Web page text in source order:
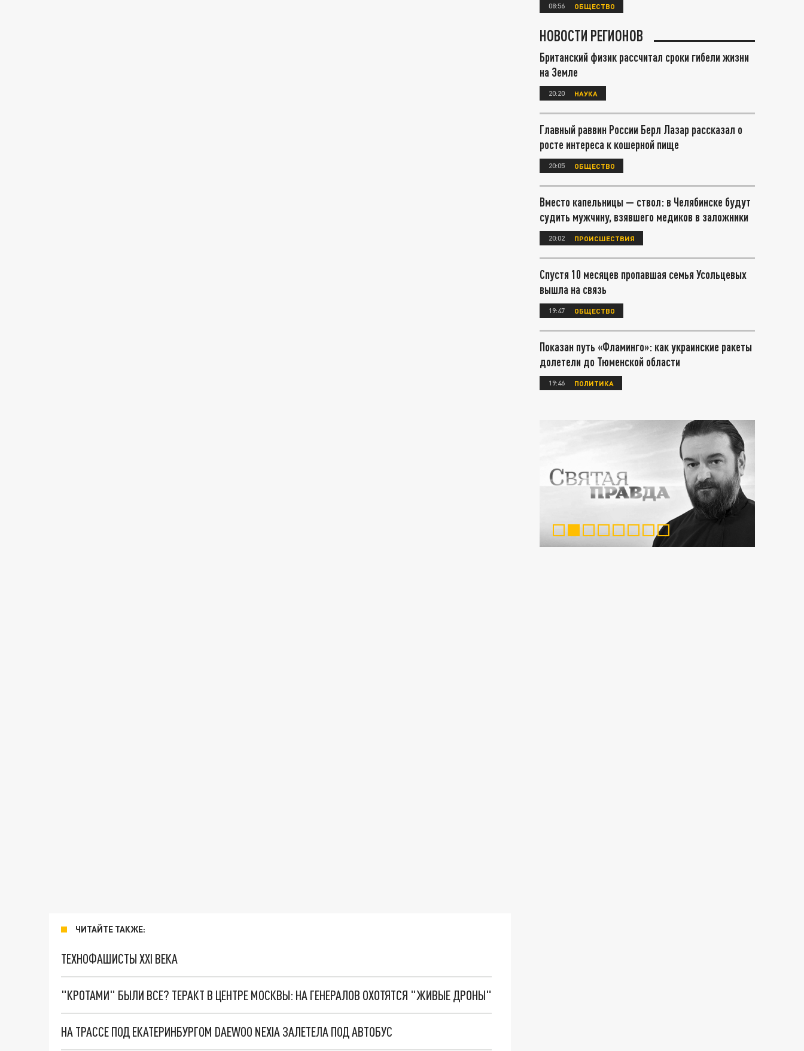
ЧИТАЙТЕ ТАКЖЕ:
ТЕХНОФАШИСТЫ XXI ВЕКА
"КРОТАМИ" БЫЛИ ВСЕ? ТЕРАКТ В ЦЕНТРЕ МОСКВЫ: НА ГЕНЕРАЛОВ ОХОТЯТСЯ "ЖИВЫЕ ДРОНЫ"
НА ТРАССЕ ПОД ЕКАТЕРИНБУРГОМ DAEWOO NEXIA ЗАЛЕТЕЛА ПОД АВТОБУС
08:56 ОБЩЕСТВО
НОВОСТИ РЕГИОНОВ
Британский физик рассчитал сроки гибели жизни
на Земле
20:20 НАУКА
Главный раввин России Берл Лазар рассказал о
росте интереса к кошерной пище
20:05 ОБЩЕСТВО
Вместо капельницы — ствол: в Челябинске будут
судить мужчину, взявшего медиков в заложники
20:02 ПРОИСШЕСТВИЯ
Спустя 10 месяцев пропавшая семья Усольцевых
вышла на связь
19:47 ОБЩЕСТВО
Показан путь «Фламинго»: как украинские ракеты
долетели до Тюменской области
19:46 ПОЛИТИКА